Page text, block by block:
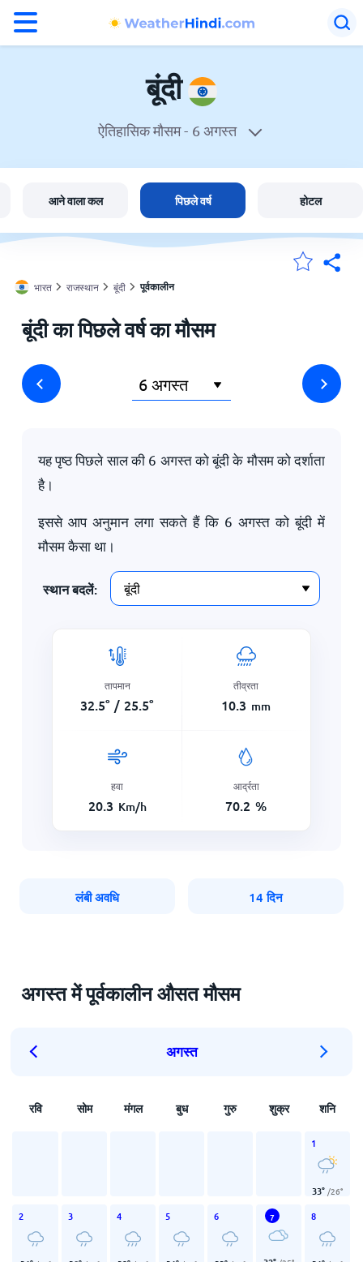
मेंरी लोकेशन
होम
बूंदी
ऐतिहासिक मौसम - 6 अगस्त
आने वाला कल पिछले वर्ष होटल
भारत राजस्थान बूंदी पूर्वकालीन
बूंदी का पिछले वर्ष का मौसम
यह पृष्ठ पिछले साल की 6 अगस्तको बूंदी के मौसम को दर्शाता
है।
इससे आप अनुमान लगा सकते हैं कि 6 अगस्त को बूंदी में
मौसम कैसा था।
स्थान बदलें:
तापमान
32.5° / 25.5°
तीव्रता
10.3 mm
हवा
20.3 Km/h
आर्द्रता
70.2 %
लंबी अवधि 14 दिन
अगस्त में पूर्वकालीन औसत मौसम
अगस्त
रवि सोम मंगल बुध गुरु शुक्र शनि
1
33° /26°
2 3 4 5 6 7 8